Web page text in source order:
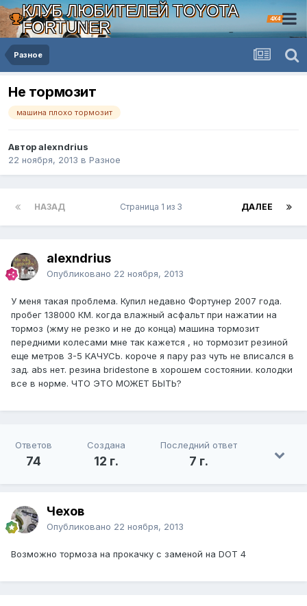
КЛУБ ЛЮБИТЕЛЕЙ TOYOTA
FORTUNER
4X4
Разное
Не тормозит
машина плохо тормозит
Автор alexndrius
22 ноября, 2013 в Разное
НАЗАД ДАЛЕЕ
Страница 1 из 3
alexndrius
Опубликовано 22 ноября, 2013
У меня такая проблема. Купил недавно Фортунер 2007 года.
пробег 138000 КМ. когда влажный асфальт при нажатии на
тормоз (жму не резко и не до конца) машина тормозит
передними колесами мне так кажется , но тормозит резиной
еще метров 3-5 КАЧУСЬ. короче я пару раз чуть не вписался в
зад. abs нет. резина bridestone в хорошем состоянии. колодки
все в норме. ЧТО ЭТО МОЖЕТ БЫТЬ?
Ответов
74
Создана
12 г.
Последний ответ
7 г.
Чехов
Опубликовано 22 ноября, 2013
Возможно тормоза на прокачку с заменой на DOT 4